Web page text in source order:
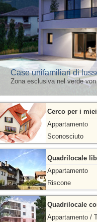
Case unifamiliari di
Zona esclusiva nel verde
Cerco per i
Appartamento
Sconosciuto
Quadrilocale
Appartamento
Riscone
Quadrilocale
Appartamento /